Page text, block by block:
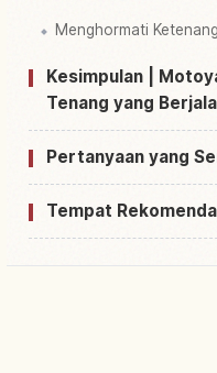
Menghormati
Kesimpulan |
Tenang yang
Pertanyaan yang
Tempat